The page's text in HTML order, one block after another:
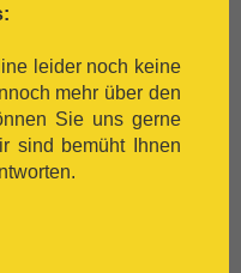
leider noch keine
mehr über den
Sie uns gerne
sind bemüht Ihnen